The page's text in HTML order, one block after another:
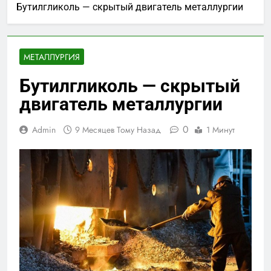
Бутилгликоль — скрытый двигатель металлургии
МЕТАЛЛУРГИЯ
Бутилгликоль — скрытый
двигатель металлургии
Admin 9 Месяцев Тому Назад 0 1 Минут